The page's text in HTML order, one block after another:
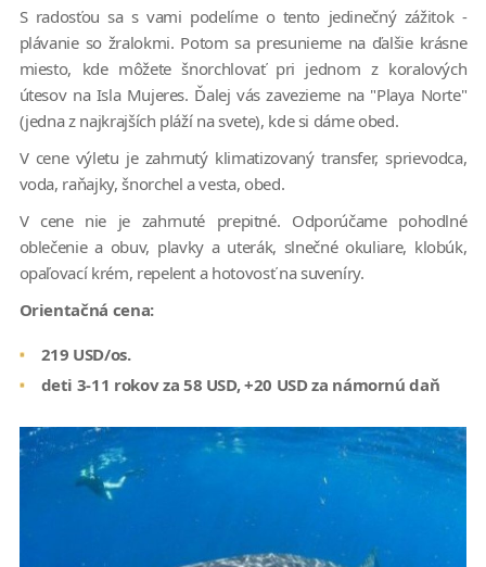
S radosťou sa s vami podelíme o tento jedinečný zážitok -
plávanie so žralokmi. Potom sa presunieme na ďalšie krásne
miesto, kde môžete šnorchlovať pri jednom z koralových
útesov na Isla Mujeres. Ďalej vás zavezieme na "Playa Norte"
(jedna z najkrajších pláží na svete), kde si dáme obed.
V cene výletu je zahrnutý klimatizovaný transfer, sprievodca,
voda, raňajky, šnorchel a vesta, obed.
V cene nie je zahrnuté prepitné. Odporúčame pohodlné
oblečenie a obuv, plavky a uterák, slnečné okuliare, klobúk,
opaľovací krém, repelent a hotovosť na suveníry.
Orientačná cena:
219 USD/os.
deti 3-11 rokov za 58 USD, +20 USD za námornú daň